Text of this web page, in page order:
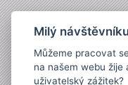
Milý
Můžeme pracovat
na našem webu
uživatelský zážitek?